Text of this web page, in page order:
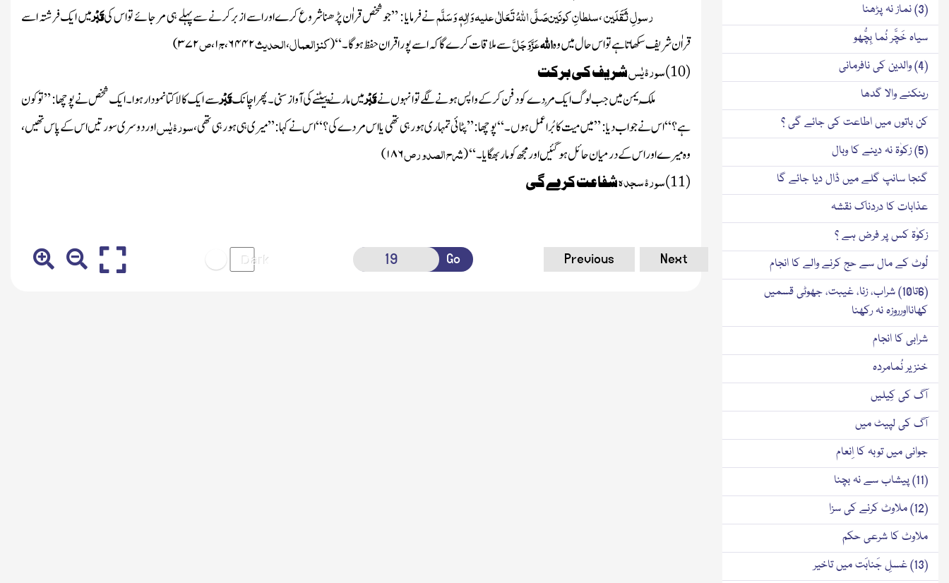
رسولِ ثَقَلَین،سلطانِ کونَینصَلَّی اللہُ تَعَالٰی علیہ وَاٰلِہٖ وَسَلَّمنے فرمایا : ’’جو شخص قراٰن پڑھنا شروع کرے اوراسے ازبر کرنے سے پہلے ہی مر جائے تو اس کیقَبْرمیں ایک فرشتہ اسے
قراٰن شریف سکھاتا ہے تواس حال میں وہاللّٰہعَزَّوَجَلَّسے ملاقات کرے گا کہ اسے پورا قران حفظ ہوگا۔‘‘(کنز العمال،الحدیث۶۴۴۲،ج۱،ص۳۷۲)
(10) سورۂ یٰسشریف کی برکت
مُلک یمن میں جب لوگ ایک مُردے کو دفن کرکے واپس ہونے لگے تو انہوں نےقَبْرمیں مارنے پیٹنے کی آواز سنی۔پھر اچانکقَبْرسے ایک کالا کتا نمودار ہوا۔ ایک شخص نے پوچھا : ’’ تو کون
ہے؟‘‘ اس نے جواب دیا : ’’میں میت کا بُراعمل ہوں ۔‘‘ پوچھا : ’’پٹائی تمہاری ہورہی تھی یا اس مردے کی؟‘‘ اس نے کہا : ’’میری ہی ہورہی تھی،سورۂ یٰساور دوسری سورتیں اس کے پاس تھیں ،
وہ میرے اور اس کے درمیان حائل ہوگئیں اور مجھ کو مار بھگایا۔‘‘(شرح الصدورص۱۸۶)
(11) سورۂ سجدہشفاعت کرے گی
Go Previous Next
(3) نماز نہ پڑھنا
سیاہ خَچَّر نُما بِچُّھو
(4) والدین کی نافرمانی
رینکنے والا گدھا
کن باتوں میں اطاعت کی جائے گی ؟
(5) زکوٰۃ نہ دینے کا وبال
گنجا سانپ گلے میں ڈال دیا جائے گا
عذابات کا دردناک نقشہ
زکوٰۃ کس پر فرض ہے ؟
لُوٹ کے مال سے حج کرنے والے کا انجام
(6تا10) شراب، زنا، غیبت، جھوٹی قسمیں
کھانااورروزہ نہ رکھنا
شرابی کا انجام
خنزیر نُمامردہ
آگ کی کِیلیں
آگ کی لپیٹ میں
جوانی میں توبہ کا اِنعام
(11) پیشاب سے نہ بچنا
(12) ملاوٹ کرنے کی سزا
ملاوٹ کا شرعی حکم
(13) غسلِ جَنابَت میں تاخیر